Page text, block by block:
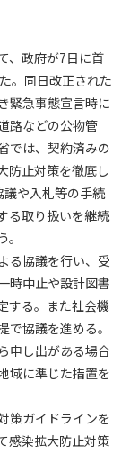
個人情報保護方針
、政府が7日に首
。同日改正された
緊急事態宣言時に
路などの公物管
では、契約済みの
防止対策を徹底し
や入札等の手続
る取り扱いを継続
る協議を行い、受
時中止や設計図書
する。また社会機
協議を進める。
申し出がある場合
域に準じた措置を
策ガイドラインを
感染拡大防止対策
のです。
ルは本規約の
更されることが
示した時点で直
続きを完了
をした者が以下
合、その者の会
。
場合
申込手続き処